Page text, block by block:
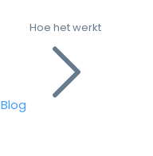
Blog
Hoe het werkt